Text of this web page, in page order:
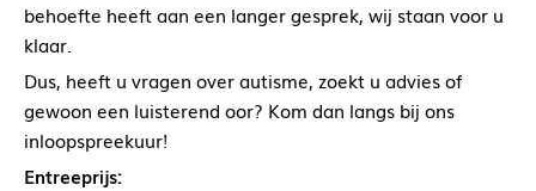
behoefte heeft aan een langer gesprek, wij staan voor u
klaar.
Dus, heeft u vragen over autisme, zoekt u advies of
gewoon een luisterend oor? Kom dan langs bij ons
inloopspreekuur!
Entreeprijs: